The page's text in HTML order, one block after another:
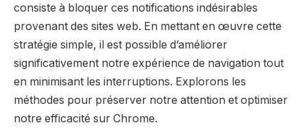
consiste à bloquer ces notifications indésirables
provenant des sites web. En mettant en œuvre cette
stratégie simple, il est possible d’améliorer
significativement notre expérience de navigation tout
en minimisant les interruptions. Explorons les
méthodes pour préserver notre attention et optimiser
notre efficacité sur Chrome.